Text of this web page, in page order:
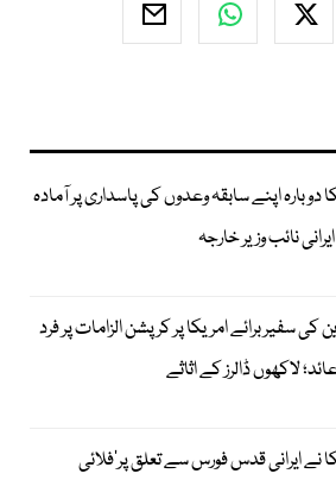
دوبارہ اپنے سابقہ وعدوں کی پاسداری پر آمادہ
نائب وزیر خارجہ
کی سفیر برائے امریکا پر کرپشن الزامات پر فرد
لاکھوں ڈالرز کے اثاثے
نے ایرانی قدس فورس سے تعلق پر’فلائی